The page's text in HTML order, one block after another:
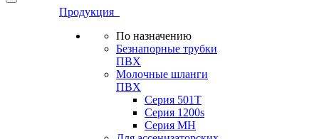
Продукция
По назначению
Безнапорные трубки
ПВХ
Молочные шланги
ПВХ
Серия 501T
Серия 1200s
Серия МН